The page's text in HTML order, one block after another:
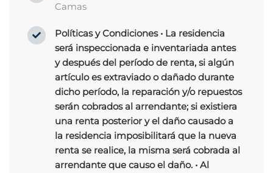
Camas
Políticas y Condiciones • La residencia
será inspeccionada e inventariada antes
y después del período de renta, si algún
artículo es extraviado o dañado durante
dicho período, la reparación y/o repuestos
serán cobrados al arrendante; si existiera
una renta posterior y el daño causado a
la residencia imposibilitará que la nueva
renta se realice, la misma será cobrada al
arrendante que causo el daño. • Al